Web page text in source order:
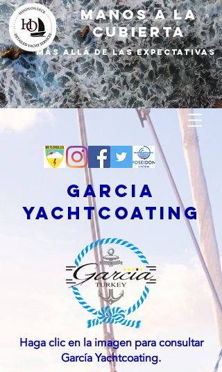
MANOS A LA
CUBIERTA
Más allá de las expectativas
GARCIA
YACHTCOATING
Haga clic en la imagen para consultar
García Yachtcoating.